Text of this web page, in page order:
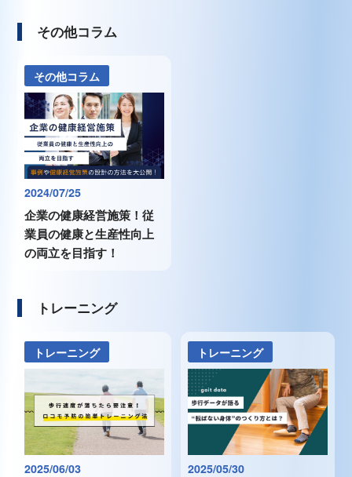
その他コラム
その他コラム
2024/07/25
企業の健康経営施策！従
業員の健康と生産性向上
の両立を目指す！
トレーニング
トレーニング
2025/06/03
トレーニング
2025/05/30